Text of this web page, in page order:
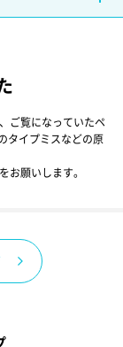
ご覧になっていたペ
タイプミスなどの原
お願いします。